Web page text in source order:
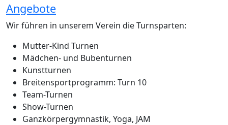
Angebote
Wir führen in unserem Verein die Turnsparten:
Mutter-Kind Turnen
Mädchen- und Bubenturnen
Kunstturnen
Breitensportprogramm: Turn 10
Team-Turnen
Show-Turnen
Ganzkörpergymnastik, Yoga, JAM